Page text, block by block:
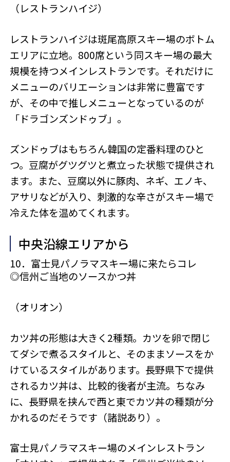
（レストランハイジ）
レストランハイジは斑尾高原スキー場のボトム
エリアに立地。800席という同スキー場の最大
規模を持つメインレストランです。それだけに
メニューのバリエーションは非常に豊富です
が、その中で推しメニューとなっているのが
「ドラゴンズンドゥブ」。
ズンドゥブはもちろん韓国の定番料理のひと
つ。豆腐がグツグツと煮立った状態で提供され
ます。また、豆腐以外に豚肉、ネギ、エノキ、
アサリなどが入り、刺激的な辛さがスキー場で
冷えた体を温めてくれます。
中央沿線エリアから
10．富士見パノラマスキー場に来たらコレ
◎信州ご当地のソースかつ丼
（オリオン）
カツ丼の形態は大きく2種類。カツを卵で閉じ
てダシで煮るスタイルと、そのままソースをか
けているスタイルがあります。長野県下で提供
されるカツ丼は、比較的後者が主流。ちなみ
に、長野県を挟んで西と東でカツ丼の種類が分
かれるのだそうです（諸説あり）。
富士見パノラマスキー場のメインレストラン